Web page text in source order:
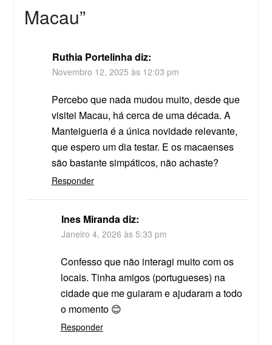
Macau”
Ruthia Portelinhadiz:
Novembro 12, 2025 às 12:03 pm
Percebo que nada mudou muito, desde que
visitei Macau, há cerca de uma década. A
Manteigueria é a única novidade relevante,
que espero um dia testar. E os macaenses
são bastante simpáticos, não achaste?
Responder
Ines Mirandadiz:
Janeiro 4, 2026 às 5:33 pm
Confesso que não interagi muito com os
locais. Tinha amigos (portugueses) na
cidade que me guiaram e ajudaram a todo
o momento 😊
Responder